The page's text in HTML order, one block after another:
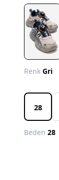
RenkGri
28
Beden28